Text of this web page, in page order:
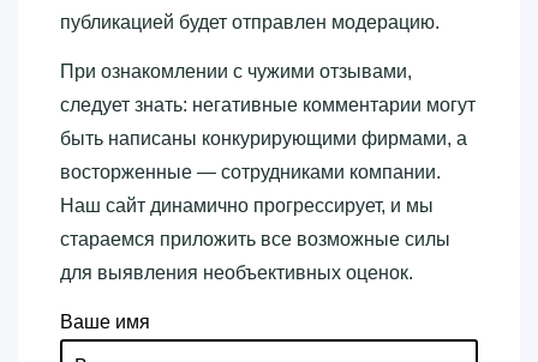
публикацией будет отправлен модерацию.
При ознакомлении с чужими отзывами,
следует знать: негативные комментарии могут
быть написаны конкурирующими фирмами, а
восторженные — сотрудниками компании.
Наш сайт динамично прогрессирует, и мы
стараемся приложить все возможные силы
для выявления необъективных оценок.
Ваше имя